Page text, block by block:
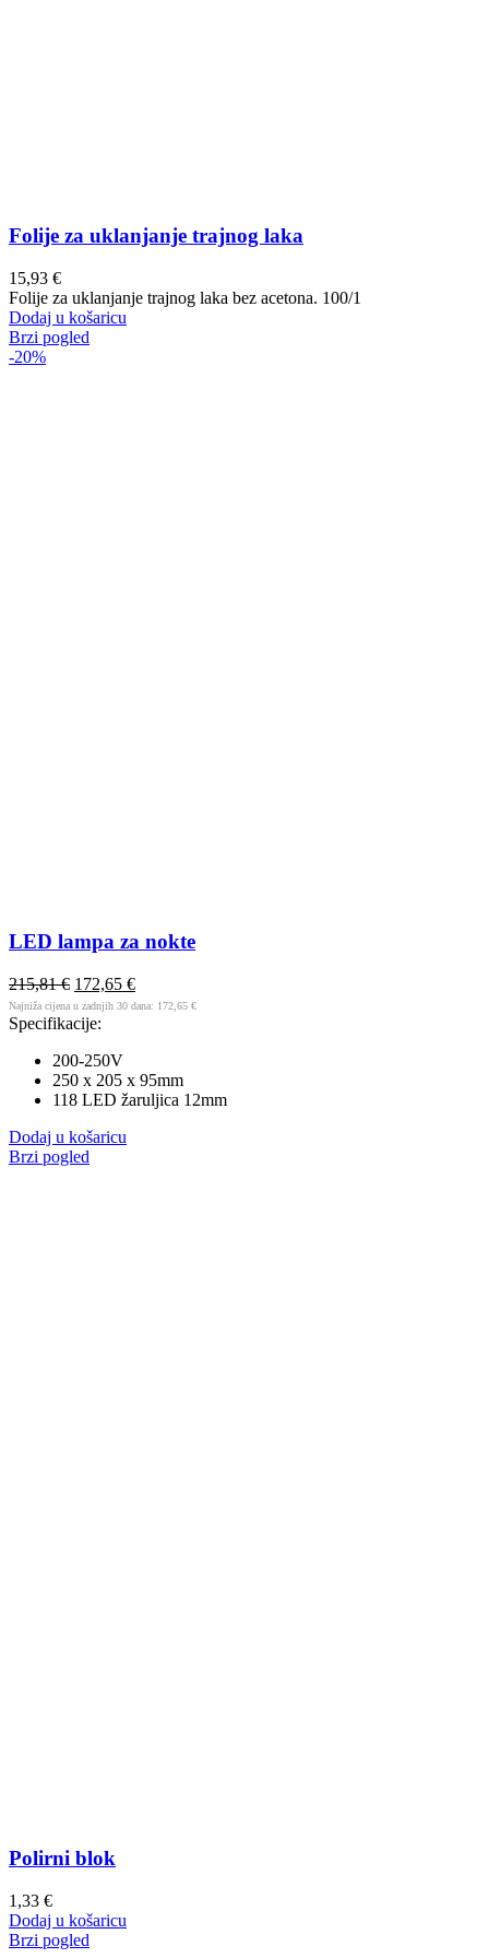
Folije za uklanjanje trajnog laka
15,93 €
Folije za uklanjanje trajnog laka bez acetona. 100/1
Dodaj u košaricu
Brzi pogled
-20%
LED lampa za nokte
215,81€ 172,65 €
Najniža cijena u zadnjih 30 dana: 172,65 €
Specifikacije:
200-250V
250 x 205 x 95mm
118 LED žaruljica 12mm
Dodaj u košaricu
Brzi pogled
Polirni blok
1,33 €
Dodaj u košaricu
Brzi pogled